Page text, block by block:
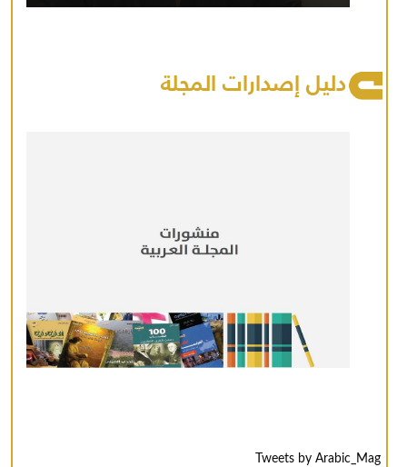
دليل إصدارات المجلة
Tweets by Arabic_Mag